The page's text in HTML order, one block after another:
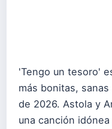
'Tengo un tesoro'
más bonitas,
de 2026. Astola y
una canción